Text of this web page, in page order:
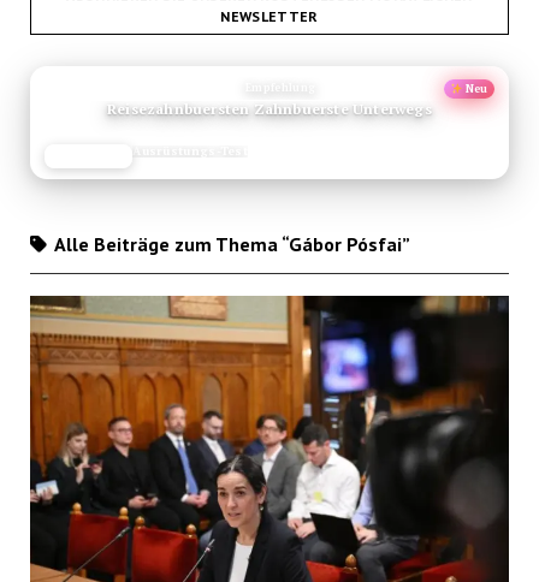
NEWSLETTER
Neu
Reisezahnbuersten Zahnbuerste Unterwegs
Alle Beiträge zum Thema “Gábor Pósfai”